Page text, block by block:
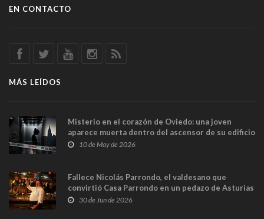
EN CONTACTO
MÁS LEÍDOS
Misterio en el corazón de Oviedo: una joven
aparece muerta dentro del ascensor de su edificio
y las cámaras captan sus últimos minutos
10 de May de 2026
Fallece Nicolás Parrondo, el valdesano que
convirtió Casa Parrondo en un pedazo de Asturias
en Madrid
30 de Jun de 2026